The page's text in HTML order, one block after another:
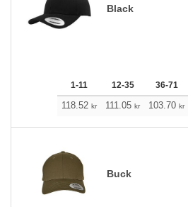
Black
1-11 12-35 36-71
118.52 kr 111.05 kr 103.70 kr
Buck